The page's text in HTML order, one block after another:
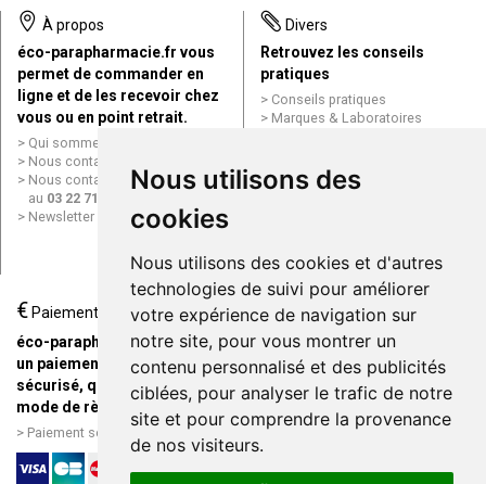
Nous utilisons des
cookies
Nous utilisons des cookies et d'autres
technologies de suivi pour améliorer
votre expérience de navigation sur
notre site, pour vous montrer un
contenu personnalisé et des publicités
ciblées, pour analyser le trafic de notre
site et pour comprendre la provenance
de nos visiteurs.
À propos
éco-parapharmacie.fr vous
permet de commander en
ligne et de les recevoir chez
vous ou en point retrait.
Qui sommes nous ?
Nous contacter par e-mail
Nous contacter par téléphone
au 03 22 71 64 10
Newsletter
Divers
Retrouvez les conseils
pratiques
Conseils pratiques
Marques & Laboratoires
Mentions légales
Données personnelles
ligne
€ Paiement
éco-parapharmacie.fr offre
un paiement entièrement
sécurisé, quel que soit le
mode de règlement
Paiement sécurisé et simple
Livraison / Point retrait
Commandez en ligne et
recevez votre commande
rapidement chez vous ou en
point retrait
Livraison chez vous ou en